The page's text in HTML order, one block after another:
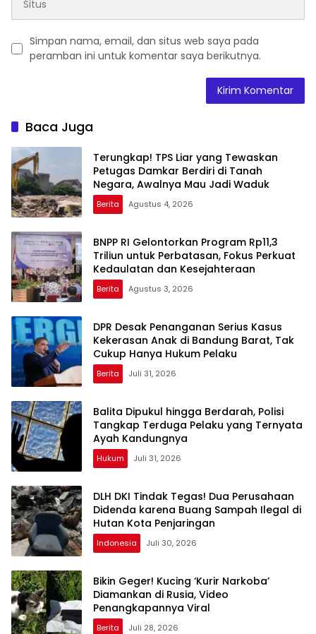
Simpan nama, email, dan situs web saya pada
peramban ini untuk komentar saya berikutnya.
Baca Juga
Terungkap! TPS Liar yang Tewaskan
Petugas Damkar Berdiri di Tanah
Negara, Awalnya Mau Jadi Waduk
Berita Agustus 4, 2026
BNPP RI Gelontorkan Program Rp11,3
Triliun untuk Perbatasan, Fokus Perkuat
Kedaulatan dan Kesejahteraan
Berita Agustus 3, 2026
DPR Desak Penanganan Serius Kasus
Kekerasan Anak di Bandung Barat, Tak
Cukup Hanya Hukum Pelaku
Berita Juli 31, 2026
Balita Dipukul hingga Berdarah, Polisi
Tangkap Terduga Pelaku yang Ternyata
Ayah Kandungnya
Hukum Juli 31, 2026
DLH DKI Tindak Tegas! Dua Perusahaan
Didenda karena Buang Sampah Ilegal di
Hutan Kota Penjaringan
Indonesia Juli 30, 2026
Bikin Geger! Kucing ‘Kurir Narkoba’
Diamankan di Rusia, Video
Penangkapannya Viral
Berita Juli 28, 2026